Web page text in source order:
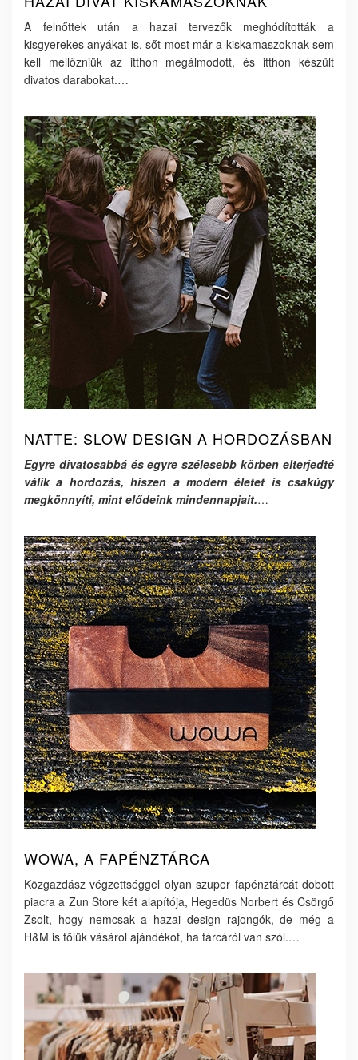
A felnőttek után a hazai tervezők meghódították a
kisgyerekes anyákat is, sőt most már a kiskamaszoknak sem
kell mellőzniük az itthon megálmodott, és itthon készült
divatos darabokat.…
NATTE: SLOW DESIGN A HORDOZÁSBAN
Egyre divatosabbá és egyre szélesebb körben elterjedté
válik a hordozás, hiszen a modern életet is csakúgy
megkönnyíti, mint elődeink mindennapjait.…
WOWA, A FAPÉNZTÁRCA
Közgazdász végzettséggel olyan szuper fapénztárcát dobott
piacra a Zun Store két alapítója, Hegedüs Norbert és Csörgő
Zsolt, hogy nemcsak a hazai design rajongók, de még a
H&M is tőlük vásárol ajándékot, ha tárcáról van szól.…